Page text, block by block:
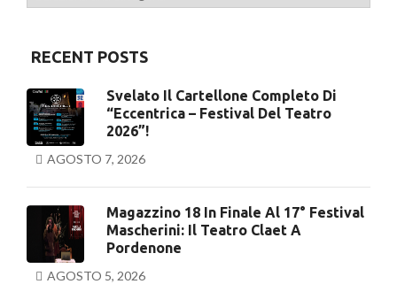
RECENT POSTS
Svelato Il Cartellone Completo Di
“Eccentrica – Festival Del Teatro
2026”!
AGOSTO 7, 2026
Magazzino 18 In Finale Al 17° Festival
Mascherini: Il Teatro Claet A
Pordenone
AGOSTO 5, 2026